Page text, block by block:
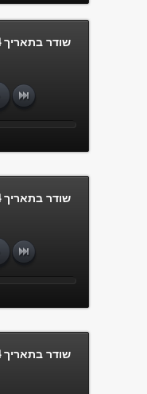
שודר בתאריך 04.04.14
שודר בתאריך 28.03.14
שודר בתאריך 14.03.14